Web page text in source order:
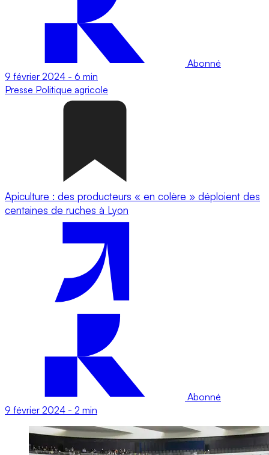
Abonné
9 février 2024 - 6 min
Presse Politique agricole
Apiculture : des producteurs « en colère » déploient des
centaines de ruches à Lyon
Abonné
9 février 2024 - 2 min